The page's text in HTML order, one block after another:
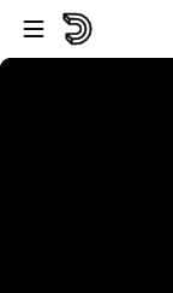
Pular para o player
Ir para o conteúdo